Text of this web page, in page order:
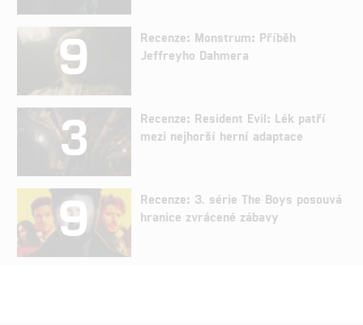
9
Recenze: Monstrum: Příběh
Jeffreyho Dahmera
3
Recenze: Resident Evil: Lék patří
mezi nejhorší herní adaptace
9
Recenze: 3. série The Boys posouvá
hranice zvrácené zábavy